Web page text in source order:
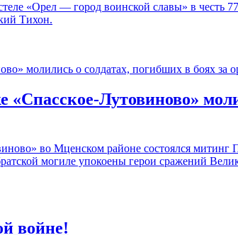
«Орел — город воинской славы» в
Тихон.
Лутовиново»
во Мценском районе состоялся
могиле упокоены герои сражений
войне!